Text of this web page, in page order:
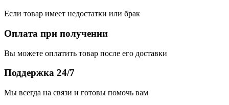
Если товар имеет недостатки или брак
Оплата при получении
Вы можете оплатить товар после его доставки
Поддержка 24/7
Мы всегда на связи и готовы помочь вам